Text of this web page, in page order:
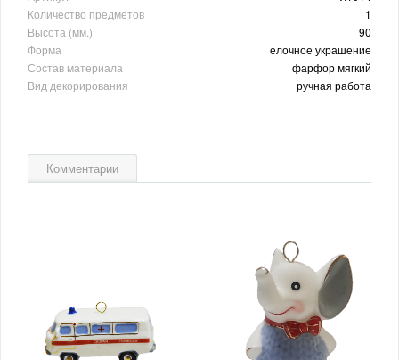
Количество предметов
1
Высота (мм.)
90
Форма
елочное украшение
Состав материала
фарфор мягкий
Вид декорирования
ручная работа
Комментарии